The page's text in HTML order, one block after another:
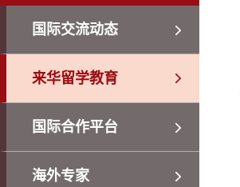
国际交流动态
来华留学教育
国际合作平台
海外专家